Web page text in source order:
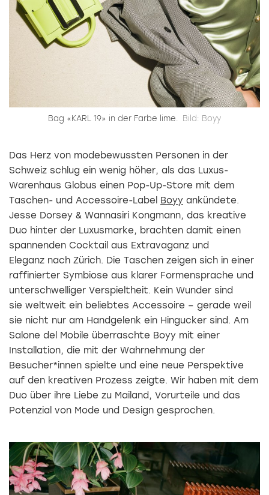
Bag «KARL 19» in der Farbe lime. Bild: Boyy
Das Herz von modebewussten Personen in der
Schweiz schlug ein wenig höher, als das Luxus-
Warenhaus Globus einen Pop-Up-Store mit dem
Taschen- und Accessoire-Label Boyy ankündete.
Jesse Dorsey & Wannasiri Kongmann, das kreative
Duo hinter der Luxusmarke, brachten damit einen
spannenden Cocktail aus Extravaganz und
Eleganz nach Zürich. Die Taschen zeigen sich in einer
raffinierter Symbiose aus klarer Formensprache und
unterschwelliger Verspieltheit. Kein Wunder sind
sie weltweit ein beliebtes Accessoire – gerade weil
sie nicht nur am Handgelenk ein Hingucker sind. Am
Salone del Mobile überraschte Boyy mit einer
Installation, die mit der Wahrnehmung der
Besucher*innen spielte und eine neue Perspektive
auf den kreativen Prozess zeigte. Wir haben mit dem
Duo über ihre Liebe zu Mailand, Vorurteile und das
Potenzial von Mode und Design gesprochen.